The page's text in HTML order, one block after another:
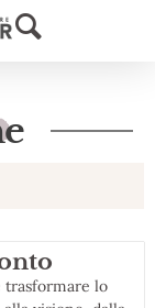
trasformare lo